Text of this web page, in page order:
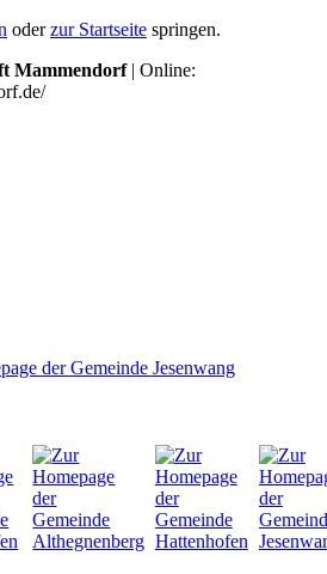
oderzur Startseite springen.
Mammendorf| Online: